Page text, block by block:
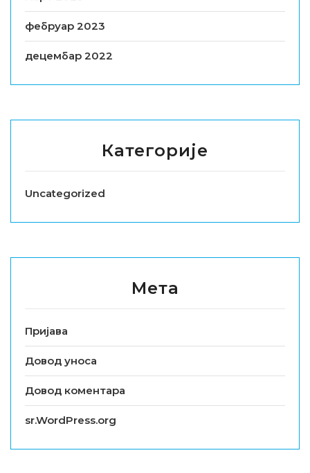
фебруар 2023
децембар 2022
Категорије
Uncategorized
Мета
Пријава
Довод уноса
Довод коментара
sr.WordPress.org